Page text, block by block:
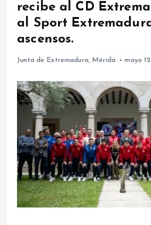
recibe al CD
al Sport
ascensos.
Junta de Extremadura, Mérida mayo